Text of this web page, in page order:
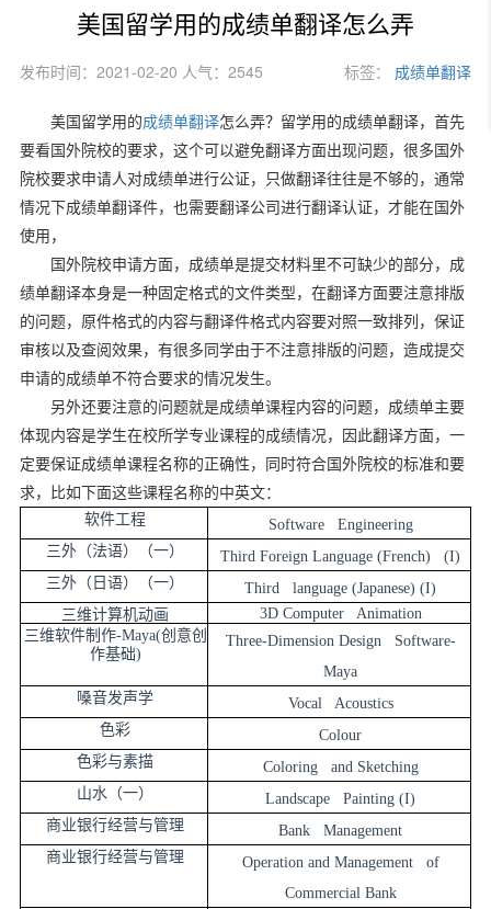
美国留学用的成绩单翻译怎么弄
发布时间：2021-02-20 人气：2545 标签： 成绩单翻译
美国留学用的成绩单翻译怎么弄？留学用的成绩单翻译，首先
要看国外院校的要求，这个可以避免翻译方面出现问题，很多国外
院校要求申请人对成绩单进行公证，只做翻译往往是不够的，通常
情况下成绩单翻译件，也需要翻译公司进行翻译认证，才能在国外
使用，
国外院校申请方面，成绩单是提交材料里不可缺少的部分，成
绩单翻译本身是一种固定格式的文件类型，在翻译方面要注意排版
的问题，原件格式的内容与翻译件格式内容要对照一致排列，保证
审核以及查阅效果，有很多同学由于不注意排版的问题，造成提交
申请的成绩单不符合要求的情况发生。
另外还要注意的问题就是成绩单课程内容的问题，成绩单主要
体现内容是学生在校所学专业课程的成绩情况，因此翻译方面，一
定要保证成绩单课程名称的正确性，同时符合国外院校的标准和要
求，比如下面这些课程名称的中英文：
软件工程
Software Engineering
三外（法语）（一）
Third Foreign Language (French) (I)
三外（日语）（一）
Third language (Japanese) (I)
三维计算机动画
3D Computer Animation
三维软件制作-Maya(创意创
作基础)
Three-Dimension Design Software-
Maya
嗓音发声学
Vocal Acoustics
色彩
Colour
色彩与素描
Coloring and Sketching
山水（一）
Landscape Painting (I)
商业银行经营与管理
Bank Management
商业银行经营与管理
Operation and Management of
Commercial Bank